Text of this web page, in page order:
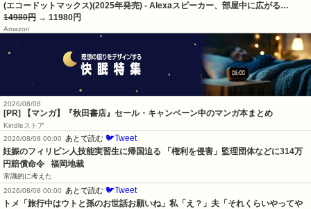
(エコードットマックス)(2025年発売) - Alexaスピーカー、部屋中に広がる…
14980円 → 11980円
Amazon
2026/08/08
[PR] 【マンガ】『秋田書店』セール・キャンペーン中のマンガ本まとめ
Kindleストア
2026/08/08 00:00
あとで読む 🐦Tweet
妊娠のフィリピン人技能実習生に帰国迫る 「権利を侵害」監理団体などに314万
円賠償命令   福岡地裁
常識的に考えた
2026/08/08 00:00
あとで読む 🐦Tweet
トメ「旅行中はウトと孫のお世話お願いね」私「え？」夫「それくらいやってや